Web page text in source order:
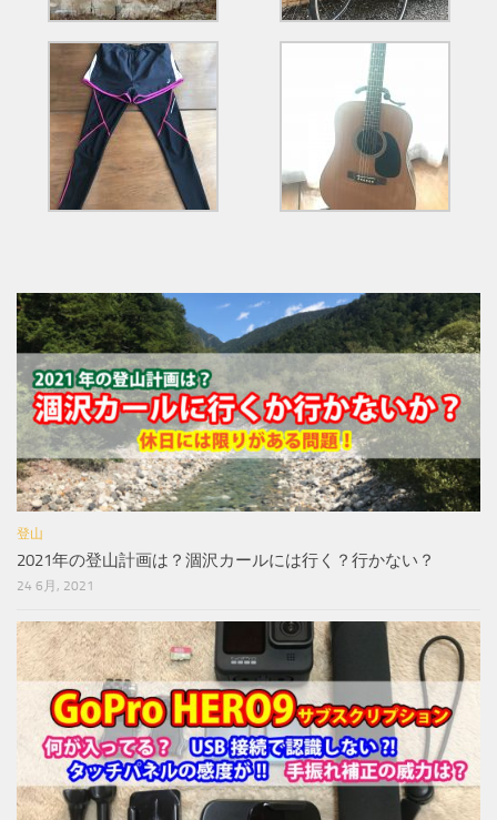
登山
2021年の登山計画は？涸沢カールには行く？行かない？
24 6月, 2021